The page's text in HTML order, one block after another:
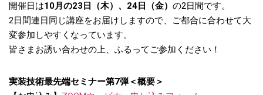
開催日は10月の23日（木）、24日（金） の2日間です。
2日間連日同じ講座をお届けしますので、ご都合に合わせて大
変参加しやすくなっています。
皆さまお誘い合わせの上、ふるってご参加ください！
実装技術最先端セミナー第7弾＜概要＞